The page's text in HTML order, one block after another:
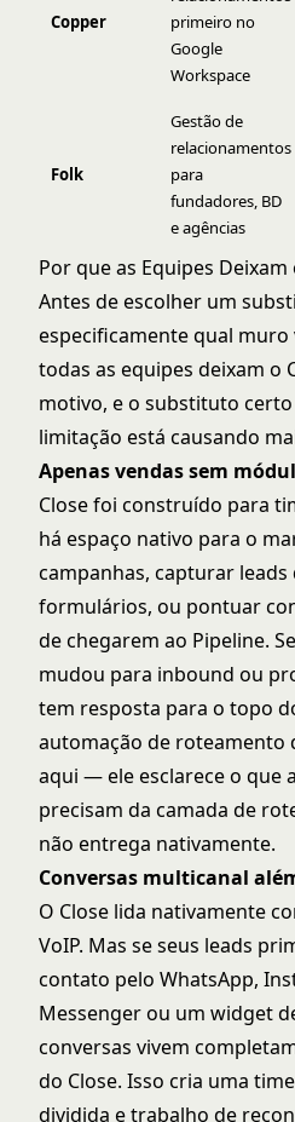
Copper
primeiro no
Google
Workspace
Folk
Gestão de
relacionamentos
para
fundadores, BD
e agências
Por que as Equipes Deixam
Antes de escolher um
especificamente qual muro
todas as equipes deixam o
motivo, e o substituto
limitação está causando
Apenas vendas sem
Close foi construído para
há espaço nativo para o
campanhas, capturar leads
formulários, ou pontuar
de chegarem ao Pipeline.
mudou para inbound ou
tem resposta para o topo
automação de roteamento
aqui — ele esclarece o que
precisam da camada de
não entrega nativamente.
Conversas multicanal
O Close lida nativamente
VoIP. Mas se seus leads
contato pelo WhatsApp,
Messenger ou um widget
conversas vivem
do Close. Isso cria uma
dividida e trabalho de